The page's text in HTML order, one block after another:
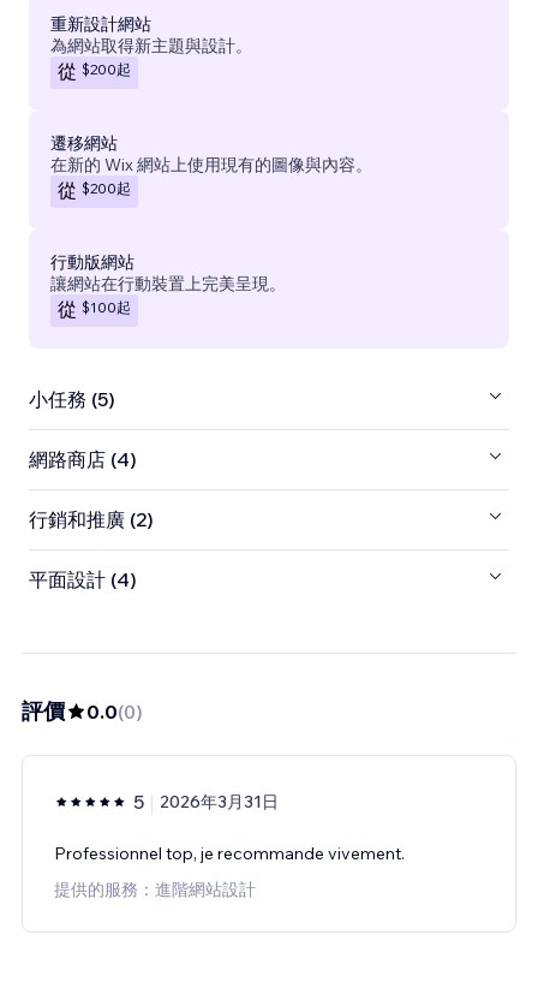
重新設計網站
為網站取得新主題與設計。
從 $200起
遷移網站
在新的 Wix 網站上使用現有的圖像與內容。
從 $200起
行動版網站
讓網站在行動裝置上完美呈現。
從 $100起
小任務 (5)
網路商店 (4)
行銷和推廣 (2)
平面設計 (4)
評價 0.0(0)
5 2026年3月31日
Professionnel top, je recommande vivement.
提供的服務：進階網站設計